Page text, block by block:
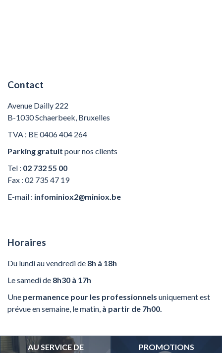
Contact
Avenue Dailly 222
B-1030 Schaerbeek, Bruxelles
TVA : BE 0406 404 264
Parking gratuit pour nos clients
Tel : 02 732 55 00
Fax : 02 735 47 19
E-mail : infominiox2@miniox.be
Horaires
Du lundi au vendredi de 8h à 18h
Le samedi de 8h30 à 17h
Une permanence pour les professionnels uniquement est
prévue en semaine, le matin, à partir de 7h00.
AU SERVICE DE
PROMOTIONS